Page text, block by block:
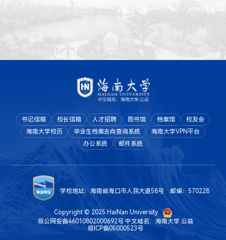
书记信箱 校长信箱 人才招聘 图书馆 档案馆
校友会
海南大学校历
毕业生档案去向查询系统
海南大学VPN平台
办公系统
邮件系统
学校地址：海南省海口市人民大道58号 邮编：570228
Copyright © 2025 HaiNan University
琼公网安备46010802000692号 中文域名：海南大学.公益
琼ICP备05000523号